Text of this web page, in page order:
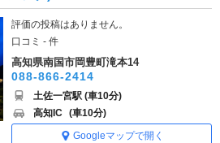
評価の投稿はありません。
口コミ - 件
高知県南国市岡豊町滝本14
088-866-2414
土佐一宮駅 (車10分)
高知IC (車10分)
Googleマップで開く